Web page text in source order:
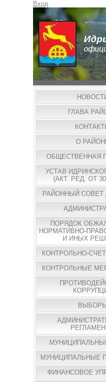
Вход
ГЛАВА
О
ОБЩЕСТВЕННАЯ
УСТАВ
(АКТ. РЕД. ОТ
РАЙОННЫЙ СОВЕТ
ПОРЯДОК
НОРМАТИВНО-
И ИНЫХ
КОНТРОЛЬНО-
КОНТРОЛЬНЫЕ
ВЫБОРЫ
МУНИЦИПАЛЬНЫЕ
ФИНАНСОВОЕ